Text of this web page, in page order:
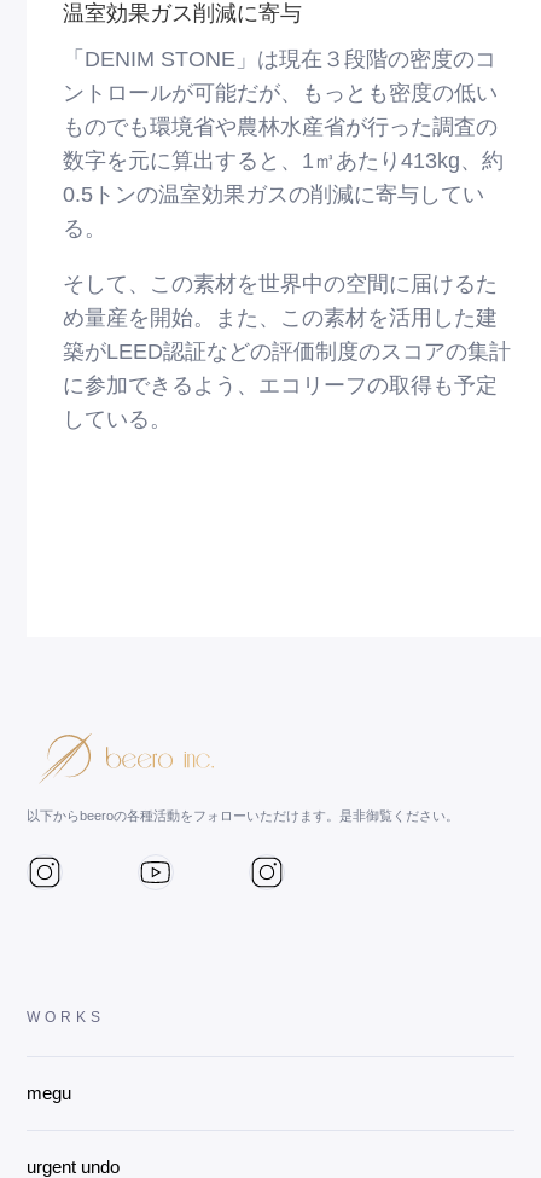
温室効果ガス削減に寄与
「DENIM STONE」は現在３段階の密度のコ
ントロールが可能だが、もっとも密度の低い
ものでも環境省や農林⽔産省が⾏った調査の
数字を元に算出すると、1㎥あたり413kg、約
0.5トンの温室効果ガスの削減に寄与してい
る。
そして、この素材を世界中の空間に届けるた
め量産を開始。また、この素材を活⽤した建
築がLEED認証などの評価制度のスコアの集計
に参加できるよう、エコリーフの取得も予定
している。
以下からbeeroの各種活動をフォローいただけます。是非御覧ください。
WORKS
megu
urgent undo